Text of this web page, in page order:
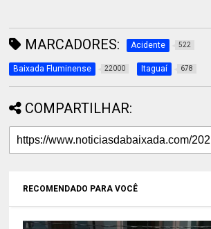
MARCADORES: Acidente 522
Baixada Fluminense 22000 Itaguaí 678
COMPARTILHAR:
RECOMENDADO PARA VOCÊ